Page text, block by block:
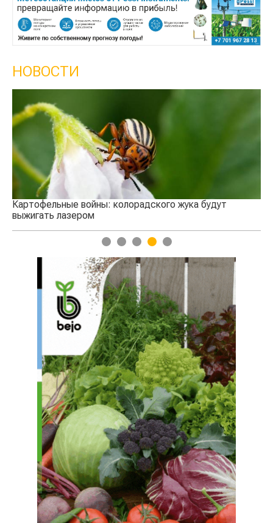
НОВОСТИ
Картофельные войны: колорадского жука будут
выжигать лазером
1 2 3 4 5